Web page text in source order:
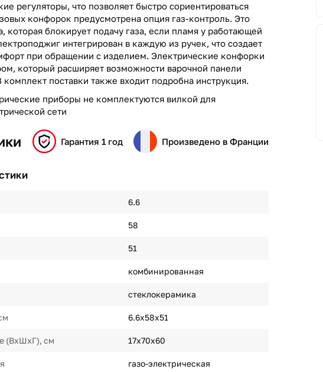
регуляторы, что позволяет быстро сориентироваться
конфорок предусмотрена опция газ-контроль. Это
которая блокирует подачу газа, если пламя у работающей
интегрирован в каждую из ручек, что создает
при обращении с изделием. Электрические конфорки
который расширяет возможности варочной панели
комплект поставки также входит подробна инструкция.
приборы не комплектуются вилкой для
сети
Гарантия 1 год Произведено в Франции
6.6
58
51
комбинированная
стеклокерамика
6.6х58х51
(ВхШхГ), см 17x70x60
газо-электрическая